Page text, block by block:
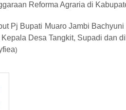
Reforma Agraria di
Pj Bupati Muaro Jambi
Desa Tangkit, Supadi dan
)